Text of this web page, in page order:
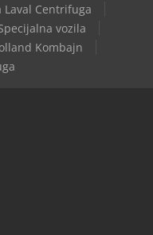
Laval Centrifuga
vozila
Kombajn